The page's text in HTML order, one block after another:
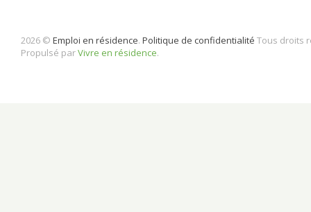
2026 © Emploi en résidence. Politique de confidentialité Tous droits
Propulsé parVivre en résidence.